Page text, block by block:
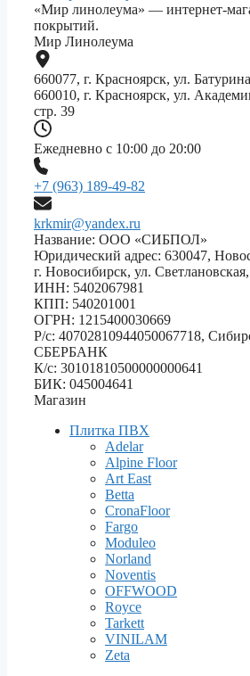
«Мир линолеума» — интернет-
покрытий.
Мир Линолеума
660077, г. Красноярск, ул.
660010, г. Красноярск, ул.
стр. 39
Ежедневно с 10:00 до 20:00
+7 (963) 189-49-82
krkmir@yandex.ru
Название: ООО «СИБПОЛ»
Юридический адрес: 630047,
г. Новосибирск, ул.
ИНН: 5402067981
КПП: 540201001
ОГРН: 1215400030669
Р/с: 40702810944050067718,
СБЕРБАНК
К/с: 30101810500000000641
БИК: 045004641
Магазин
Плитка ПВХ
Adelar
Alpine Floor
Art East
Betta
CronaFloor
Fargo
Moduleo
Norland
Noventis
OFFWOOD
Royce
Tarkett
VINILAM
Zeta